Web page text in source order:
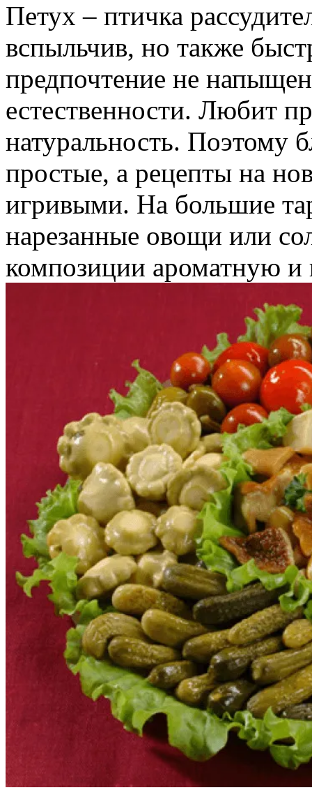
Петух – птичка
вспыльчив, но также
предпочтение не
естественности. Любит
натуральность. Поэтому
простые, а рецепты на
игривыми. На большие
нарезанные овощи или
композиции ароматную и